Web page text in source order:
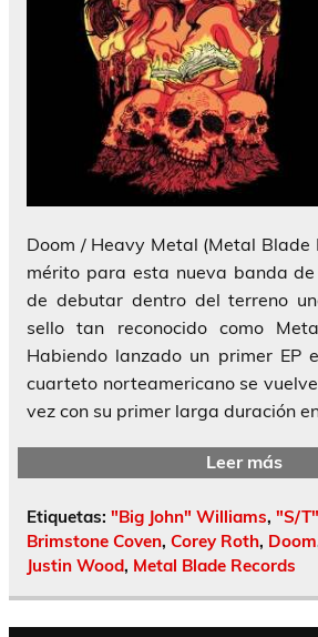
Doom / Heavy Metal (Metal
mérito para esta nueva banda
de debutar dentro del terreno
sello tan reconocido como
Habiendo lanzado un primer EP
cuarteto norteamericano se
vez con su primer larga duración
Leer más
Etiquetas: "Big John" Williams, "S/T"
Brimstone Coven, Corey Roth, Doom
Justin Wood, Metal Blade Records